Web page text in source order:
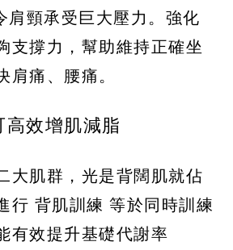
頸承受巨大壓力。強化
支撐力，幫助維持正確坐
痛、腰痛。
效增肌減脂
大肌群，光是背闊肌就佔
行 背肌訓練 等於同時訓練
有效提升基礎代謝率